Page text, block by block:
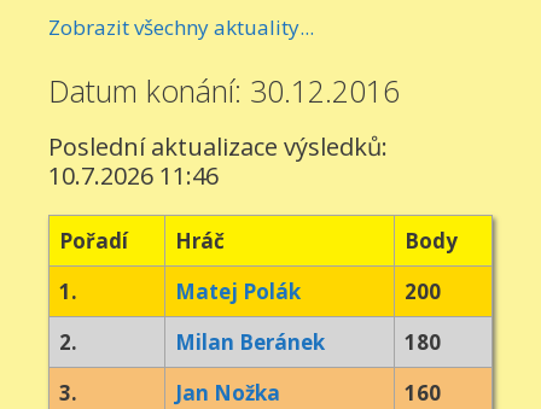
Zobrazit všechny aktuality...
Datum konání: 30.12.2016
Poslední aktualizace výsledků:
10.7.2026 11:46
Pořadí Hráč
Body
1.
Matej Polák
200
2.
Milan Beránek
180
3.
Jan Nožka
160